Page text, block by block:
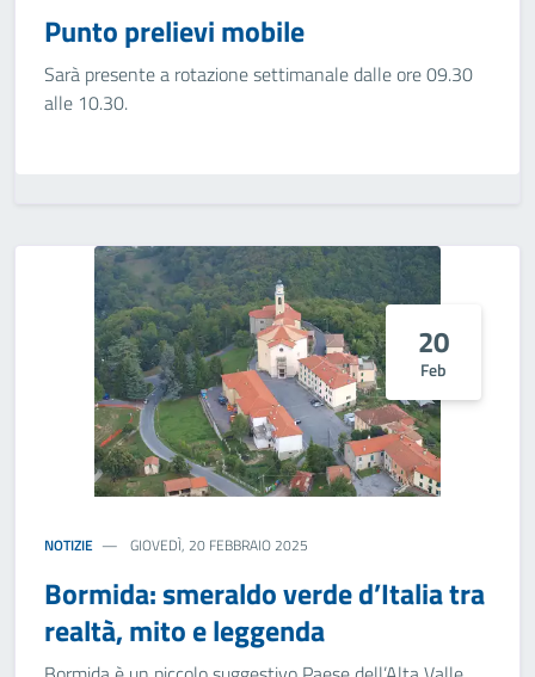
Punto prelievi mobile
Sarà presente a rotazione settimanale dalle ore 09.30
alle 10.30.
20
Feb
NOTIZIE GIOVEDÌ, 20 FEBBRAIO 2025
Bormida: smeraldo verde d’Italia tra
realtà, mito e leggenda